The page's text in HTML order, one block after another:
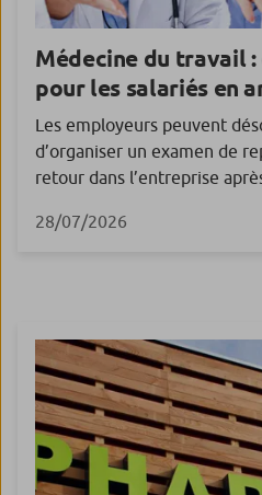
Médecine du travail :
pour les salariés en
Les employeurs peuvent
d’organiser un examen de
retour dans l’entreprise
suivi particulier auprès de la
28/07/2026